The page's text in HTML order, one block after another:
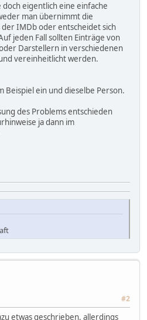
eigentlich eine einfache
man übernimmt die
IMDb oder entscheidet sich
jeden Fall sollten Einträge von
Darstellern in verschiedenen
vereinheitlicht werden.
Beispiel ein und dieselbe Person.
des Problems entschieden
ja dann im
#2
etwas geschrieben, allerdings